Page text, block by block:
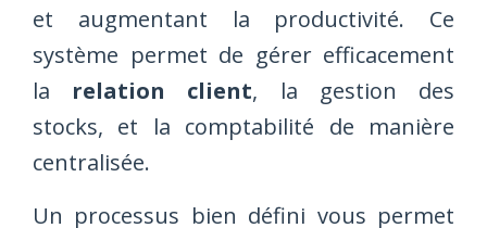
et augmentant la productivité. Ce
système permet de gérer efficacement
la relation client, la gestion des
stocks, et la comptabilité de manière
centralisée.
Un processus bien défini vous permet